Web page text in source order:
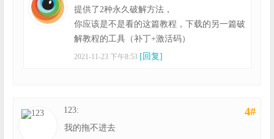
提供了2种永久破解方法，
你应该是不是看的这篇教程，下载的另一篇破
解教程的工具（补丁+激活码）
2021-11-23 下午8:53 [回复]
4#
123:
我的拖不进去